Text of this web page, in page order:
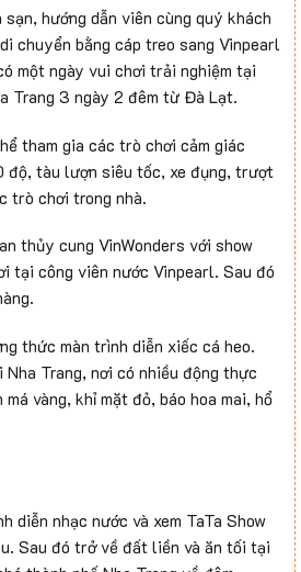
hướng dẫn viên cùng quý khách
chuyển bằng cáp treo sang Vinpearl
một ngày vui chơi trải nghiệm tại
Trang 3 ngày 2 đêm từ Đà Lạt.
tham gia các trò chơi cảm giác
độ, tàu lượn siêu tốc, xe đụng, trượt
trò chơi trong nhà.
thủy cung VinWonders với show
tại công viên nước Vinpearl. Sau đó
thức màn trình diễn xiếc cá heo.
Trang, nơi có nhiều động thực
vàng, khỉ mặt đỏ, báo hoa mai, hổ
diễn nhạc nước và xem TaTa Show
Sau đó trở về đất liền và ăn tối tại